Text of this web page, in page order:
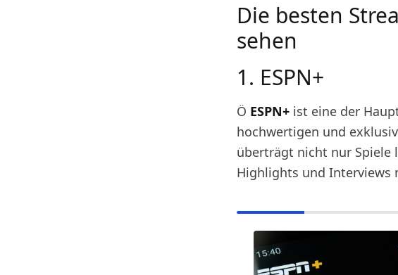
Die besten
sehen
1. ESPN+
Ö ESPN+ ist eine der
hochwertigen und
überträgt nicht nur Spiele
Highlights und Interviews